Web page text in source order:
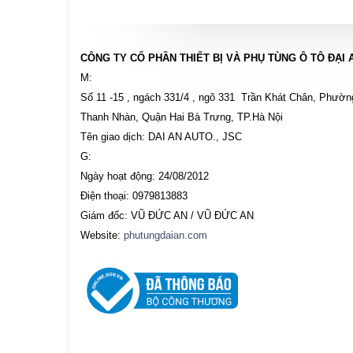
CÔNG TY CỔ PHẦN THIẾT BỊ VÀ PHỤ TÙNG Ô TÔ ĐẠI
M:
Số 11 -15 , ngách 331/4 , ngõ 331 Trần Khát Chân,
Thanh Nhàn, Quận Hai Bà Trưng, TP.Hà Nội
Tên giao dịch: DAI AN AUTO., JSC
G:
Ngày hoạt động: 24/08/2012
Điện thoại: 0979813883
Giám đốc: VŨ ĐỨC AN / VŨ ĐỨC AN
Website: phutungdaian.com